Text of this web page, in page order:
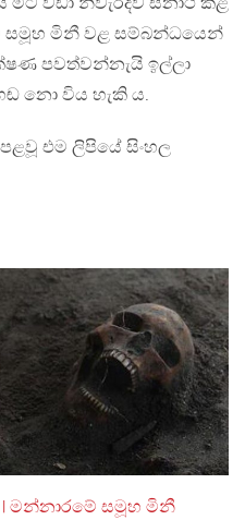
මිනී වළ සම්බන්ධයෙන්
පවත්වන්නැයි ඉල්ලා
නො විය හැකි ය.
එම ලිපියේ සිංහල
| මන්නාරමේ සමූහ මිනී